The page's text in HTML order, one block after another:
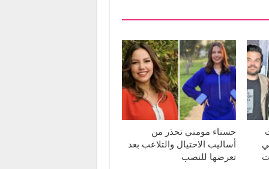
حسناء مومني تحذر من
أساليب الاحتيال والتلاعب بعد
تعرضها للنصب